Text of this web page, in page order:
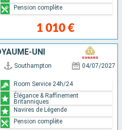
1 010 €
Pension complète
UNI
Southampton 04/07/2027
Room Service 24h/24
Élégance & Raffinement
Britanniques
Navires de Légende
Pension complète